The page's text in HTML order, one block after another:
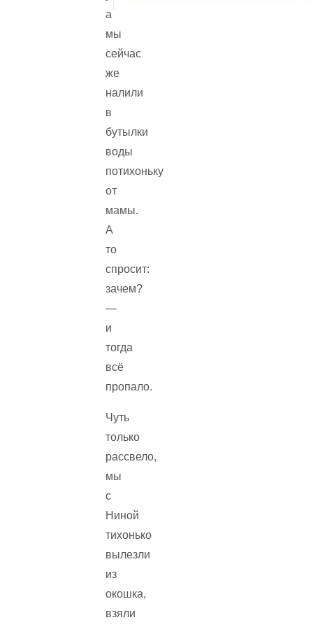
а
мы
сейчас
же
налили
в
бутылки
воды
потихоньку
от
мамы.
А
то
спросит:
зачем?
—
и
тогда
всё
пропало.
Чуть
только
рассвело,
мы
с
Ниной
тихонько
вылезли
из
окошка,
взяли